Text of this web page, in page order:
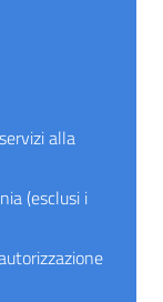
alla
(esclusi i